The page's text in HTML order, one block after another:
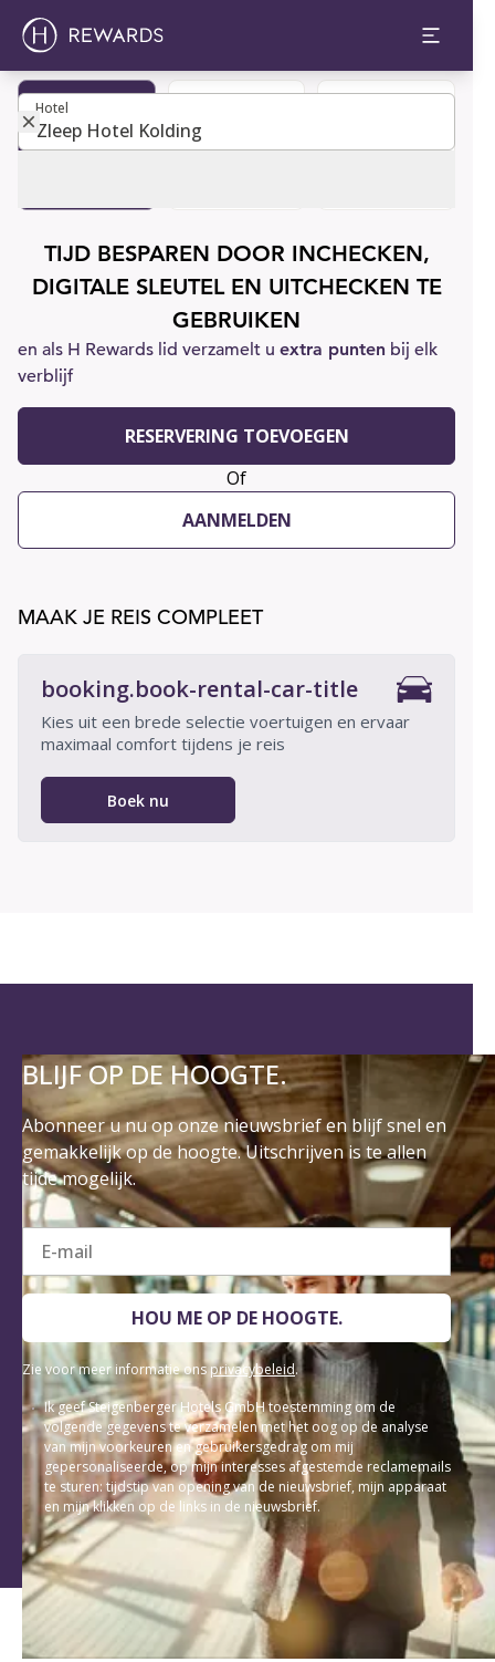
Hotel
Hotel
TIJD BESPAREN DOOR INCHECKEN,
DIGITALE SLEUTEL EN UITCHECKEN TE
GEBRUIKEN
en als H Rewards lid verzamelt u extra punten bij elk
verblijf
RESERVERING TOEVOEGEN
Of
AANMELDEN
MAAK JE REIS COMPLEET
booking.book-rental-car-title
Kies uit een brede selectie voertuigen en ervaar
maximaal comfort tijdens je reis
Boek nu
BLIJF OP DE HOOGTE.
Abonneer u nu op onze nieuwsbrief en blijf snel en
gemakkelijk op de hoogte. Uitschrijven is te allen
tijde mogelijk.
E-mail
HOU ME OP DE HOOGTE.
Zie voor meer informatie onsprivacybeleid.
Ik geef Steigenberger Hotels GmbH toestemming om de
volgende gegevens te verzamelen met het oog op de analyse
van mijn voorkeuren en gebruikersgedrag om mij
gepersonaliseerde, op mijn interesses afgestemde reclamemails
te sturen: tijdstip van opening van de nieuwsbrief, mijn apparaat
en mijn klikken op de links in de nieuwsbrief.